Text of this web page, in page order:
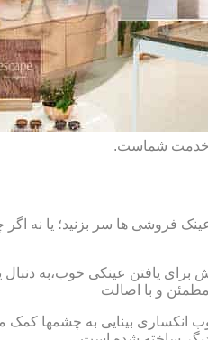
خدمت شماست.
فروشی ها سر بزنید؛ یا نه
برای یافتن عینکی خوب،به
مطمئن و با اصالت
بینایی به چشمها کمک